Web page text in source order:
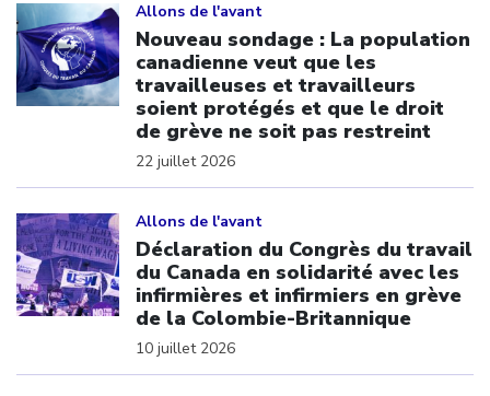
Allons de l'avant
Nouveau sondage : La population
canadienne veut que les
travailleuses et travailleurs
soient protégés et que le droit
de grève ne soit pas restreint
22 juillet 2026
Allons de l'avant
Déclaration du Congrès du travail
du Canada en solidarité avec les
infirmières et infirmiers en grève
de la Colombie-Britannique
10 juillet 2026